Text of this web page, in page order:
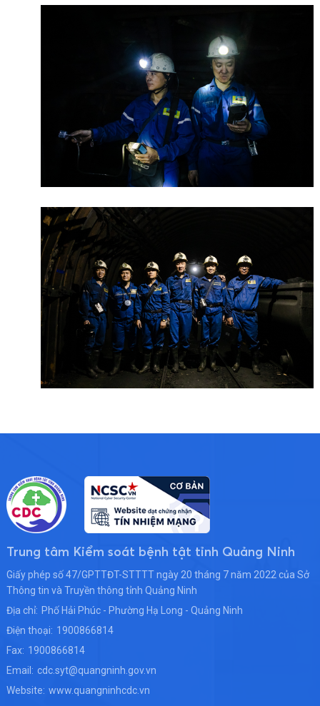
Trung tâm Kiểm soát bệnh tật tỉnh Quảng Ninh
Giấy phép số 47/GPTTĐT-STTTT ngày 20 tháng 7 năm 2022 của Sở
Thông tin và Truyền thông tỉnh Quảng Ninh
Địa chỉ: Phố Hải Phúc - Phường Hạ Long - Quảng Ninh
Điện thoại: 1900866814
Fax: 1900866814
Email: cdc.syt@quangninh.gov.vn
Website: www.quangninhcdc.vn